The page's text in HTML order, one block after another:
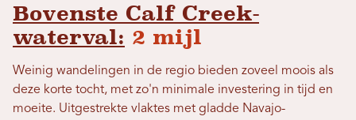
Bovenste Calf Creek-
waterval: 2 mijl
Weinig wandelingen in de regio bieden zoveel moois als
deze korte tocht, met zo'n minimale investering in tijd en
moeite. Uitgestrekte vlaktes met gladde Navajo-